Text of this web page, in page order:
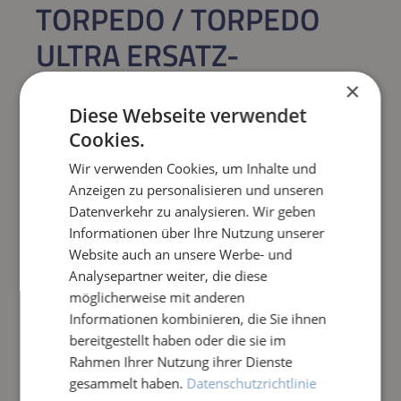
TORPEDO / TORPEDO
ULTRA ERSATZ-
ANSCHLUSSKABEL /
NETZKABEL 10 M 3G1,5
Regulärer Preis:
53,91 €
Preise inkl. MwSt. zzgl. Versandkosten
Produkt Anzahl: Gib den gewünschten
IN DEN WARENKORB
Frage zum Artikel
×
Diese Webseite verwendet
Cookies.
Wir verwenden Cookies, um Inhalte und
Anzeigen zu personalisieren und unseren
Datenverkehr zu analysieren. Wir geben
Informationen über Ihre Nutzung unserer
Website auch an unsere Werbe- und
Analysepartner weiter, die diese
möglicherweise mit anderen
Informationen kombinieren, die Sie ihnen
bereitgestellt haben oder die sie im
Rahmen Ihrer Nutzung ihrer Dienste
gesammelt haben. Datenschutzrichtlinie